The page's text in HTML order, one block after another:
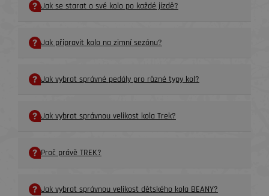
Jak se starat o své kolo po každé jízdě?
Jak připravit kolo na zimní sezónu?
Jak vybrat správné pedály pro různé typy kol?
Jak vybrat správnou velikost kola Trek?
Proč právě TREK?
Jak vybrat správnou velikost dětského kola BEANY?